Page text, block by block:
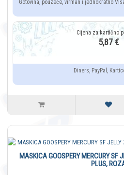
Gotovina, pouzeće, virman i jednokratno
5,87 €
Diners, PayPal,
MASKICA GOOSPERY MERCURY SF
PLUS,